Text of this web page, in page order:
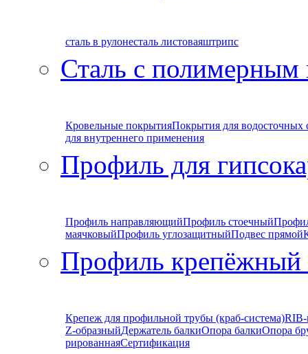
сталь в рулонесталь листоваяштрипс
Сталь с
Кровельные покрытияПокрытия для водосточных
для внутреннего применения
Профиль для
Профиль направляющийПрофиль стоечный
маячковыйПрофиль углозащитныйПодвес прямой
Профиль
Крепеж для профильной трубы (краб-система)
Z-образныйДержатель балкиОпора балкиОпора
рированнаяСертификация